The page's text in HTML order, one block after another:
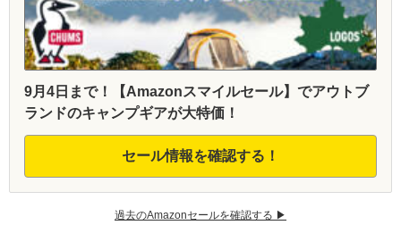
9月4日まで！【Amazonスマイルセール】でアウトブ
ランドのキャンプギアが大特価！
セール情報を確認する！
過去のAmazonセールを確認する ▶︎